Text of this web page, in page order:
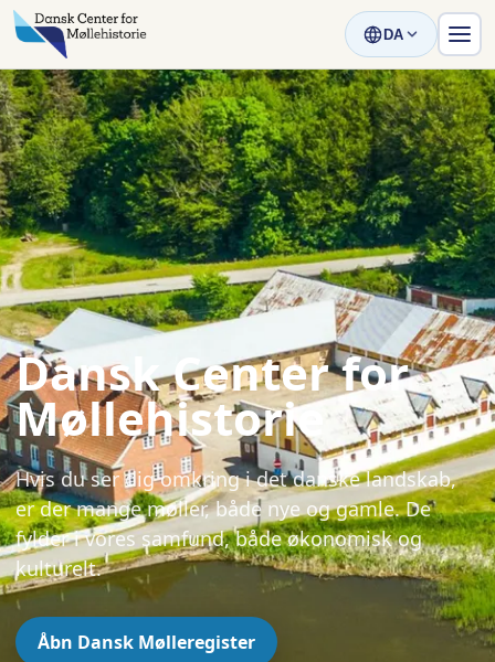
DA
Dansk Center for
Møllehistorie
Hvis du ser dig omkring i det danske landskab,
er der mange møller, både nye og gamle. De
fylder i vores samfund, både økonomisk og
kulturelt.
Åbn Dansk Mølleregister